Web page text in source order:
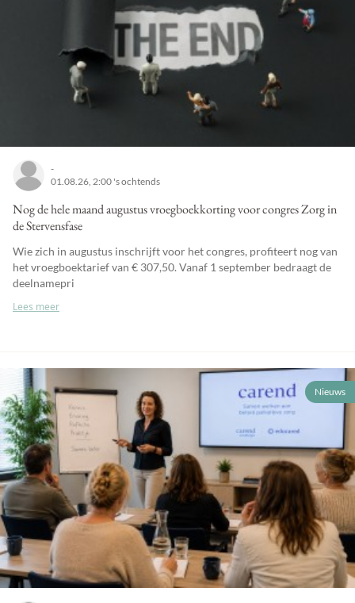
-
01.08.26, 2:00 's ochtends
Nog de hele maand augustus vroegboekkorting voor congres Zorg in
de Stervensfase
Wie zich in augustus inschrijft voor het congres, profiteert nog van
het vroegboektarief van € 307,50. Vanaf 1 september bedraagt de
deelnamepri
Lees meer
Nieuws